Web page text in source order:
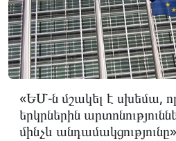
«ԵՄ-ն մշակել է սխեմա,
երկրներին
մինչև